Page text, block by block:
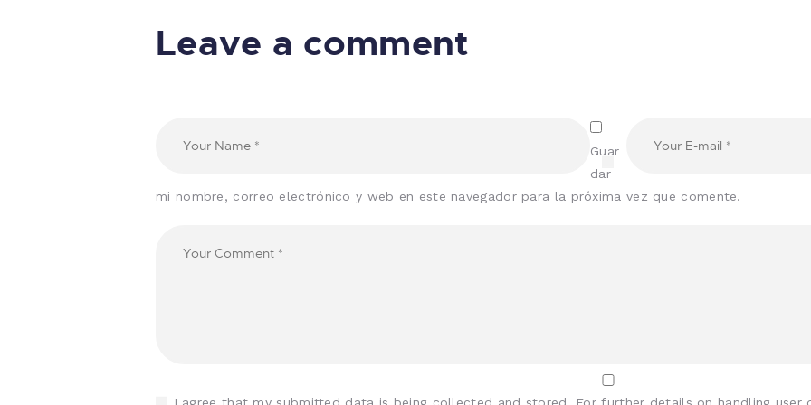
Leave a comment
Guar
dar
mi nombre, correo electrónico y web en este navegador para la próxima vez que comente.